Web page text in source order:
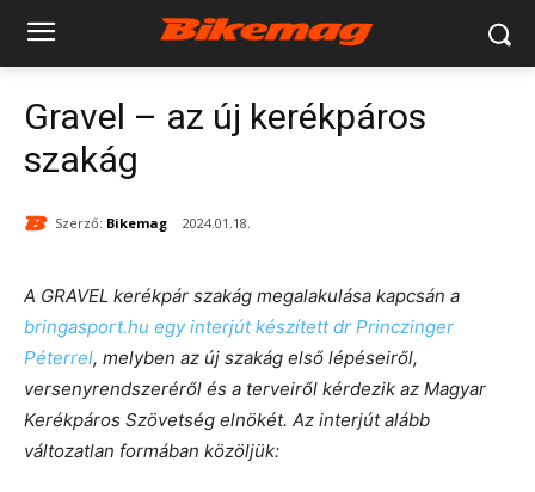
Gravel – az új kerékpáros
szakág
Szerző: Bikemag 2024.01.18.
A GRAVEL kerékpár szakág megalakulása kapcsán a
bringasport.hu egy interjút készített dr Princzinger
Péterrel, melyben az új szakág első lépéseiről,
versenyrendszeréről és a terveiről kérdezik az Magyar
Kerékpáros Szövetség elnökét. Az interjút alább
változatlan formában közöljük: